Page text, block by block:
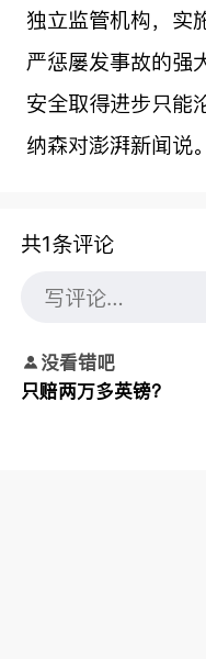
独立监管机构，实
严惩屡发事故的强
安全取得进步只能
纳森对澎湃新闻说。
共1条评论
没看错吧
只赔两万多英镑？